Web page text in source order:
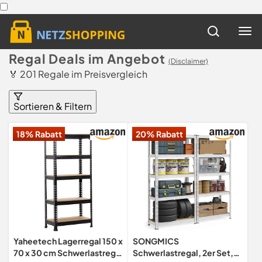
Regal Deals im Angebot (Disclaimer)
🏅 201 Regale im Preisvergleich
Sortieren & Filtern
18% Rabatt
Yaheetech Lagerregal 150 x
70 x 30 cm Schwerlastregal
20% Rabatt
SONGMICS
Schwerlastregal, 2er Set,